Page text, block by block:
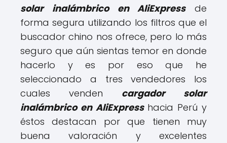
solar inalámbrico en AliExpressde
forma segura utilizando los filtros que el
buscador chino nos ofrece, pero lo más
seguro que aún sientas temor en donde
hacerlo y es por eso que he
seleccionado a tres vendedores los
cuales venden cargador solar
inalámbrico en AliExpresshacia Perú y
éstos destacan por que tienen muy
buena valoración y excelentes